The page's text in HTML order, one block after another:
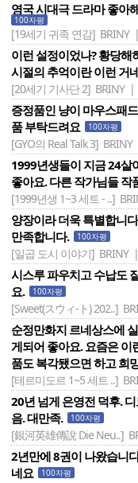
영국 시대극 드라마 좋아
100자평
[19세기 귀족 연감] BRINY
이런 설정이었나? 황당해
시절의 추억이란 이런 거
[20세기 기사단 2] BRINY |
증정품인 냥이 마우스패
품 부탁드려요
100자평
[GYO의 Real Talk 3]
1999년생들이 지금 24살
좋아요. 다른 작가님들
[1999년생 1~3 세트 - ..]
양장이라 더욱 특별합니
만족합니다.
100자평
[일곱 도시 이야기] BRINY
시스루 파우치고 수납도
요.
100자평
[Sweet(スウィ-ト) 202..]
순정만화지 르네상스에
게되어 좋아요. 요즘은 이
품도 복각됐으면 하고 희
[테르미도르 1~5 세트 ..]
20년 넘게 은영전 덕후.
음. 대만족.
100자평
[銀河英雄傳說 Die Neu..]
2년만에 8권이 나왔습니
네요
100자평